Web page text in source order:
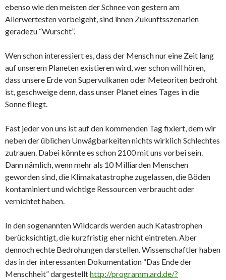
ebenso wie den meisten der Schnee von gestern am
Allerwertesten vorbeigeht, sind ihnen Zukunftsszenarien
geradezu “Wurscht”.
Wen schon interessiert es, dass der Mensch nur eine Zeit lang
auf unserem Planeten existieren wird, wer schon will hören,
dass unsere Erde von Supervulkanen oder Meteoriten bedroht
ist, geschweige denn, dass unser Planet eines Tages in die
Sonne fliegt.
Fast jeder von uns ist auf den kommenden Tag fixiert, dem wir
neben der üblichen Unwägbarkeiten nichts wirklich Schlechtes
zutrauen. Dabei könnte es schon 2100 mit uns vorbei sein.
Dann nämlich, wenn mehr als 10 Milliarden Menschen
geworden sind, die Klimakatastrophe zugelassen, die Böden
kontaminiert und wichtige Ressourcen verbraucht oder
vernichtet haben.
In den sogenannten Wildcards werden auch Katastrophen
berücksichtigt, die kurzfristig eher nicht eintreten. Aber
dennoch echte Bedrohungen darstellen. Wissenschaftler haben
das in der interessanten Dokumentation “Das Ende der
Menschheit” dargestellthttp://programm.ard.de/?